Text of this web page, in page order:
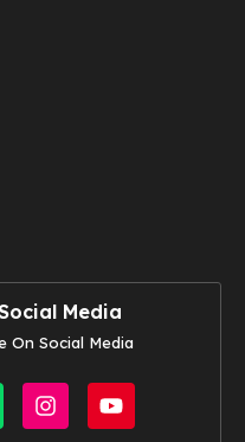
Media
On Social Media